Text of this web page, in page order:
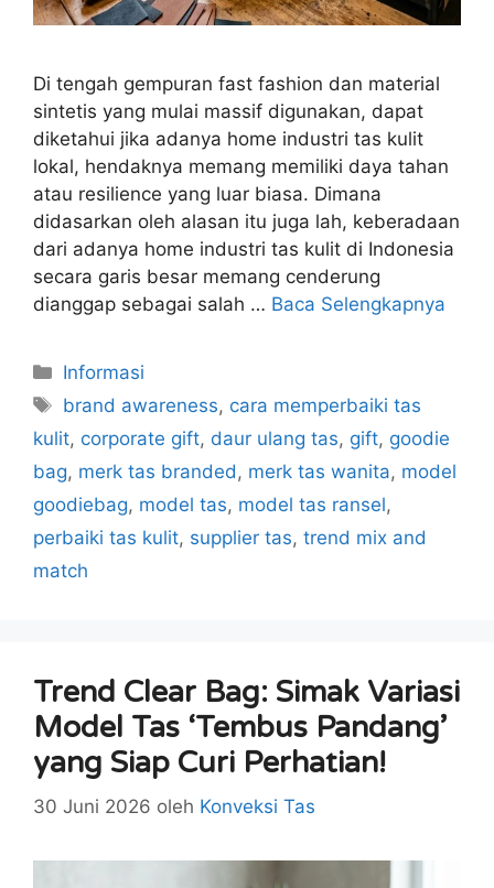
Di tengah gempuran fast fashion dan material
sintetis yang mulai massif digunakan, dapat
diketahui jika adanya home industri tas kulit
lokal, hendaknya memang memiliki daya tahan
atau resilience yang luar biasa. Dimana
didasarkan oleh alasan itu juga lah, keberadaan
dari adanya home industri tas kulit di Indonesia
secara garis besar memang cenderung
dianggap sebagai salah … Baca Selengkapnya
Kategori
Informasi
Tag
brand awareness, cara memperbaiki tas
kulit, corporate gift, daur ulang tas, gift, goodie
bag, merk tas branded , merk tas wanita, model
goodiebag, model tas, model tas ransel,
perbaiki tas kulit, supplier tas, trend mix and
match
Trend Clear Bag: Simak Variasi
Model Tas ‘Tembus Pandang’
yang Siap Curi Perhatian!
30 Juni 2026 oleh Konveksi Tas